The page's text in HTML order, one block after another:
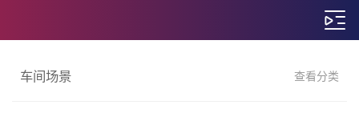
车间场景 查看分类